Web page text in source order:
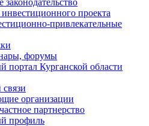
проекта
привлекательные
форумы
портал Курганской области
организации
партнерство
профиль